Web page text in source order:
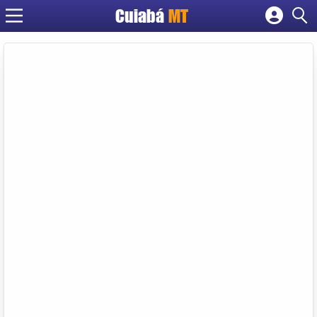
Cuiabá MT
Cadastrar empresa